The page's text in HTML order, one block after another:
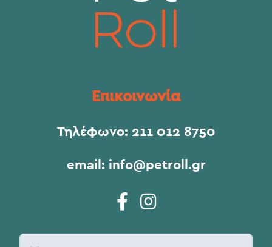
Επικοινωνία
Τηλέφωνο: 211 012 8750
email: info@petroll.gr